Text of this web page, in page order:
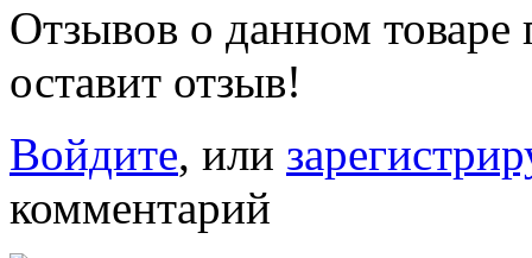
Отзывов о данном товаре
оставит отзыв!
Войдите, или
комментарий